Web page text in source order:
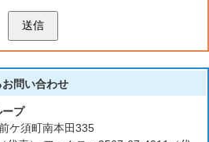
送信
お問い合わせ
プ
ケ須町南本田335